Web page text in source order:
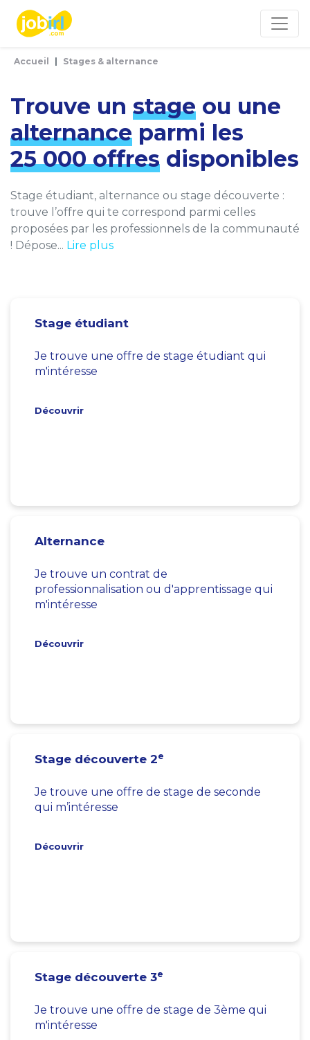
Accueil Stages & alternance
Trouve un stage ou une
alternance parmi les
25 000 offres disponibles
Stage étudiant, alternance ou stage découverte :
trouve l’offre qui te correspond parmi celles
proposées par les professionnels de la communauté
! Dépose... Lire plus
Stage étudiant
Je trouve une offre de stage étudiant qui
m'intéresse
Découvrir
Alternance
Je trouve un contrat de
professionnalisation ou d'apprentissage qui
m'intéresse
Découvrir
Stage découverte 2e
Je trouve une offre de stage de seconde
qui m’intéresse
Découvrir
Stage découverte 3e
Je trouve une offre de stage de 3ème qui
m'intéresse
Panneau de gestion des cookies